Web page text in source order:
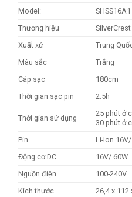
Model:
SHSS16A1
Thương hiệu
Xuất xứ
Trung
Màu sắc
Trắng
Cáp sạc
180cm
Thời gian sạc pin
2.5h
Thời gian sử dụng
25 phút ở
30 phút ở
Pin
Li-Ion
Động cơ DC
16V/ 60W
Nguồn điện
100-240V
Kích thước
26,4 x 112